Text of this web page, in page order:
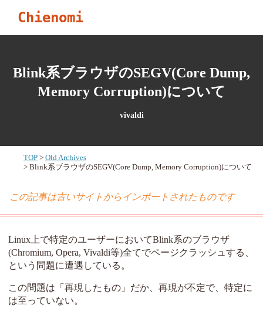
Chienomi
Blink系ブラウザのSEGV(Core Dump,
Memory Corruption)について
vivaldi
TOP
Old Archives
Blink系ブラウザのSEGV(Core Dump, Memory Corruption)について
この記事は古いサイトからインポートされたものです
Linux上で特定のユーザーにおいてBlink系のブラウザ
(Chromium, Opera, Vivaldi等)全てでページクラッシュする、
という問題に遭遇している。
この問題は「再現したもの」だか、再現が不定で、特定に
は至っていない。